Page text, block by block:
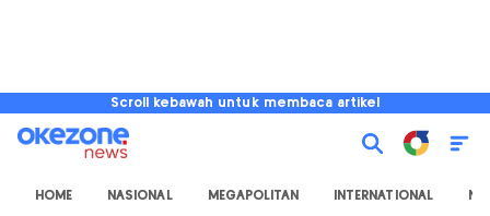
Scroll kebawah untuk membaca artikel
HOME NASIONAL MEGAPOLITAN INTERNATIONAL